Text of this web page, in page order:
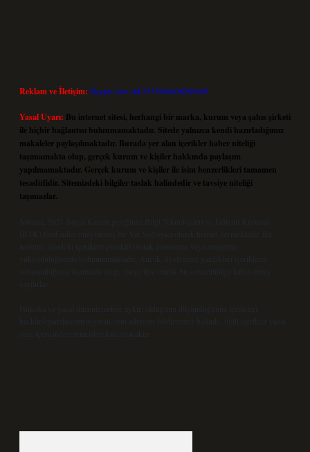
Reklam ve İletişim: Skype: live:.cid.575569c608265c69
Yasal Uyarı: Bu internet sitesi, herhangi bir marka, kurum veya şahıs şirketi
ile hiçbir bağlantısı bulunmamaktadır. Sitede yalnızca kendi hazırladığımız
makaleler paylaşılmaktadır. Burada yer alan içerikler haber niteliği
taşımamakta olup, gerçek kurum ve kişiler hakkında paylaşım
yapılmamaktadır. Gerçek kurum ve kişiler ile isim benzerlikleri tamamen
tesadüfidir. Sitemizdeki bilgiler taslak halindedir ve tavsiye niteliği
taşımazlar.
Sitemiz, 5651 Sayılı Kanun gereğince Bilgi Teknolojileri ve İletişim Kurumu
(BTK) tarafından onaylanmış bir Yer Sağlayıcı olarak hizmet vermektedir. Bu
nedenle, sitedeki içerikleri proaktif olarak denetleme veya araştırma
yükümlülüğümüz bulunmamaktadır. Ancak, üyelerimiz yazdıkları içeriklerin
sorumluluğunu taşımakta olup, siteye üye olarak bu sorumluluğu kabul etmiş
sayılırlar.
Hukuka ve yasal düzenlemelere aykırı olduğunu düşündüğünüz içerikleri,
backlinkpanelicomtr@gmail.com
adresine bildirmeniz halinde, ilgili içerikler yasal
süre içerisinde sitemizden kaldırılacaktır.